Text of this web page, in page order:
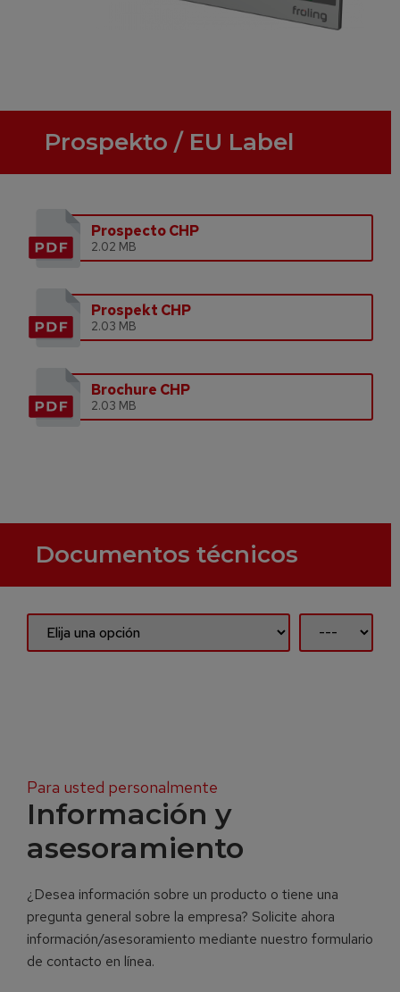
Prospekto / EU Label
Prospecto CHP
2.02 MB
Prospekt CHP
2.03 MB
Brochure CHP
2.03 MB
Documentos técnicos
Para usted personalmente
Información y
asesoramiento
¿Desea información sobre un producto o tiene una
pregunta general sobre la empresa? Solicite ahora
información/asesoramiento mediante nuestro formulario
de contacto en línea.